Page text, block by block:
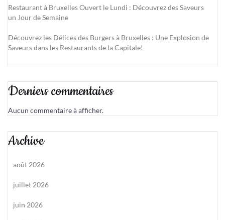
Restaurant à Bruxelles Ouvert le Lundi : Découvrez des Saveurs
un Jour de Semaine
Découvrez les Délices des Burgers à Bruxelles : Une Explosion de
Saveurs dans les Restaurants de la Capitale!
Derniers commentaires
Aucun commentaire à afficher.
Archive
août 2026
juillet 2026
juin 2026